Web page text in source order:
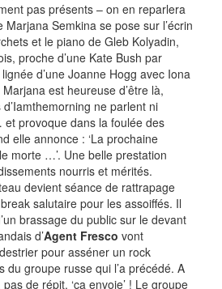
pas présents – on en reparlera
Semkina se pose sur l’écrin
et le piano de Gleb Kolyadin,
proche d’une Kate Bush par
d’une Joanne Hogg avec Iona
est heureuse d’être là,
ne parlent ni
provoque dans la foulée des
elle annonce : ‘La prochaine
morte …’. Une belle prestation
nourris et mérités.
devient séance de rattrapage
salutaire pour les assoiffés. Il
brassage du public sur le devant
d’Agent Fresco vont
pour asséner un rock
du groupe russe qui l’a précédé. A
de répit, ‘ça envoie’ ! Le groupe